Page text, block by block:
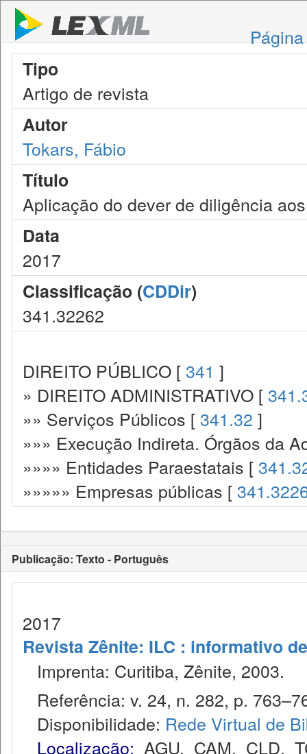
Tipo
Artigo de revista
Autor
Tokars, Fábio
Título
Aplicação do dever de diligência
Data
2017
Classificação (CDDir)
341.32262
DIREITO PÚBLICO [ 341 ]
» DIREITO ADMINISTRATIVO [
»» Serviços Públicos [ 341.32 ]
»»» Execução Indireta. Órgãos da
»»»» Entidades Paraestatais [
»»»»» Empresas públicas [
Publicação: Texto - Português
2017
Revista Zênite: ILC : informativo
Imprenta: Curitiba, Zênite, 2003.
Referência: v. 24, n. 282, p.
Disponibilidade: Rede Virtual de
Localização: AGU, CAM, CLD,